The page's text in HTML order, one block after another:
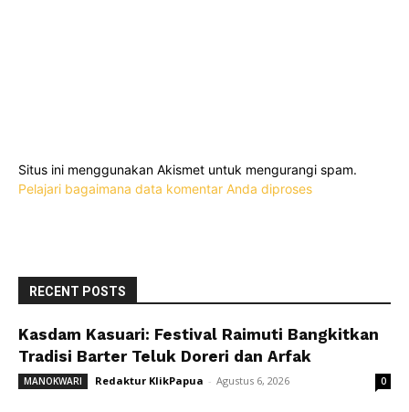
Situs ini menggunakan Akismet untuk mengurangi spam.
Pelajari bagaimana data komentar Anda diproses
RECENT POSTS
Kasdam Kasuari: Festival Raimuti Bangkitkan
Tradisi Barter Teluk Doreri dan Arfak
MANOKWARI Redaktur KlikPapua - Agustus 6, 2026 0